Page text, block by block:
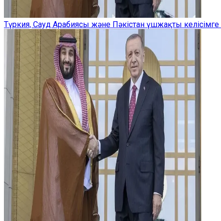
Түркия, Сауд Арабиясы және Пәкістан үшжақты